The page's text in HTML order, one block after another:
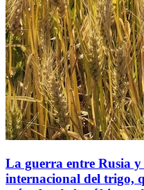
La guerra entre Rusia
internacional del trigo,